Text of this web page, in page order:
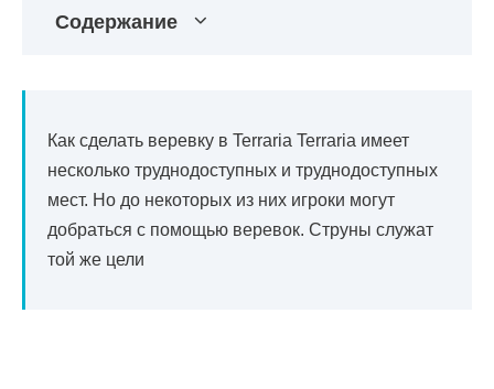
Содержание
Как сделать веревку в Terraria Terraria имеет
несколько труднодоступных и труднодоступных
мест. Но до некоторых из них игроки могут
добраться с помощью веревок. Струны служат
той же цели